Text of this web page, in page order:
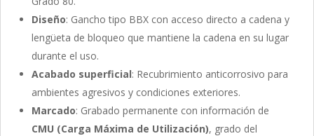
Diseño: Gancho tipo BBX con acceso directo a cadena y
lengüeta de bloqueo que mantiene la cadena en su lugar
durante el uso.
Acabado superficial: Recubrimiento anticorrosivo para
ambientes agresivos y condiciones exteriores.
Marcado: Grabado permanente con información de
CMU (Carga Máxima de Utilización), grado del